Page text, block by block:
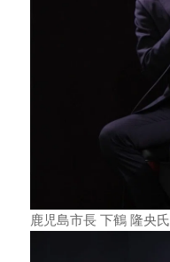
鹿児島市長 下鶴 隆央氏